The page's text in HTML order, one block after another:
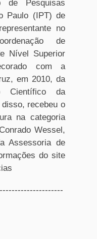
de Pesquisas
Paulo (IPT) de
no
de
Nível Superior
com a
em 2010, da
Científico da
recebeu o
na categoria
Wessel,
Assessoria de
do site